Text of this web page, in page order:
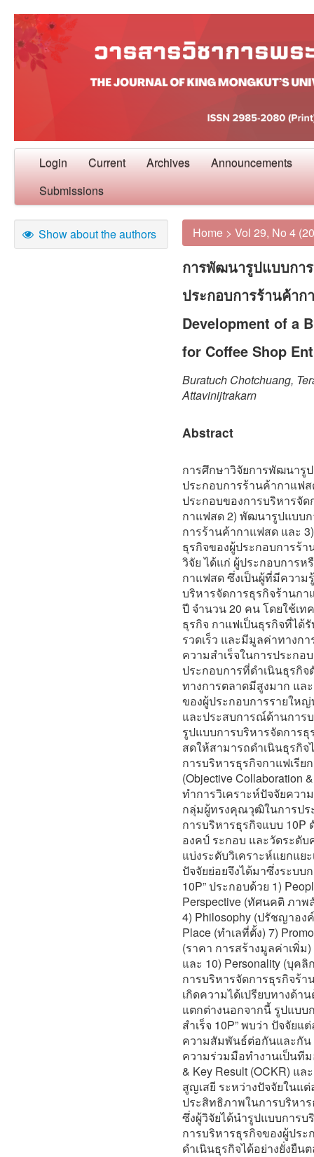
Login Current Archives Announcements
Submissions
Show about the authors Home > Vol 29, No 4
การพัฒนารูปแบบกา
ประกอบการร้านค้าก
Development of a
for Coffee Shop
Buratuch Chotchuang,
Attavinijtrakarn
Abstract
การศึกษาวิจัยการพัฒนารู
ประกอบการร้านค้ากาแฟ
ประกอบของการบริหารจั
กาแฟสด 2) พัฒนารูปแบบ
การร้านค้ากาแฟสด และ
ธุรกิจของผู้ประกอบการร้
วิจัย ได้แก่ ผู้ประกอบการ
กาแฟสด ซึ่งเป็นผู้ที่มีควา
บริหารจัดการธุรกิจร้านก
ปี จำนวน 20 คน โดยใช้เท
ธุรกิจ กาแฟเป็นธุรกิจที่ได้
รวดเร็ว และมีมูลค่าทางก
ความสำเร็จในการประกอ
ประกอบการที่ดำเนินธุรกิ
ทางการตลาดมีสูงมาก แล
ของผู้ประกอบการรายให
และประสบการณ์ด้านการ
รูปแบบการบริหารจัดการ
สดให้สามารถดำเนินธุรกิ
การบริหารธุรกิจกาแฟเรีย
(Objective Collaboration
ทำการวิเคราะห์ปัจจัยควา
กลุ่มผู้ทรงคุณวุฒิในการป
การบริหารธุรกิจแบบ 10P
องคป์ ระกอบ และวัดระดั
แบ่งระดับวิเคราะห์แยกแ
ปัจจัยย่อยจึงได้มาซึ่งระบบ
10P” ประกอบด้วย 1)
Perspective (ทัศนคติ ภา
4) Philosophy (ปรัชญาอง
Place (ทำเลที่ตั้ง) 7)
(ราคา การสร้างมูลค่าเพิ่ม
และ 10) Personality (บุค
การบริหารจัดการธุรกิจร้
เกิดความได้เปรียบทางด้
แตกต่างนอกจากนี้ รูปแบบ
สำเร็จ 10P” พบว่า ปัจจัย
ความสัมพันธ์ต่อกันและกัน
ความร่วมมือทำงานเป็นทีม
& Key Result (OCKR) แ
สูญเสยี ระหว่างปัจจัยในแ
ประสิทธิภาพในการบริหา
ซึ่งผู้วิจัยได้นำรูปแบบการ
การบริหารธุรกิจของผู้ปร
ดำเนินธุรกิจได้อย่างยั่งยืน